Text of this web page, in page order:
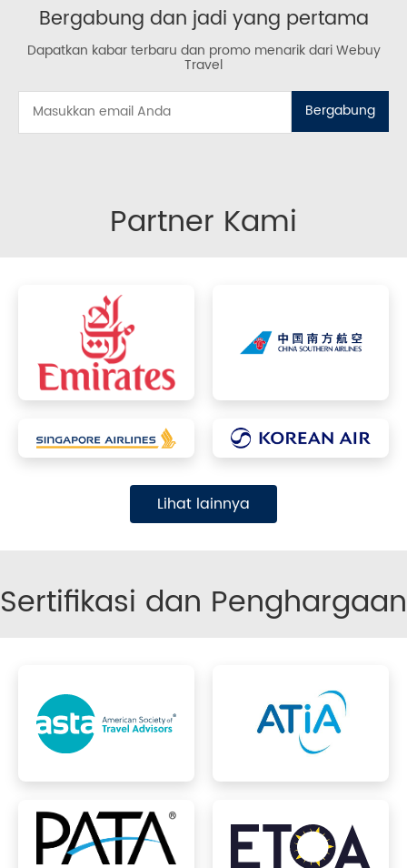
Bergabung dan jadi yang pertama
Dapatkan kabar terbaru dan promo menarik dari Webuy
Travel
Bergabung
Partner Kami
Lihat lainnya
Sertifikasi dan Penghargaan